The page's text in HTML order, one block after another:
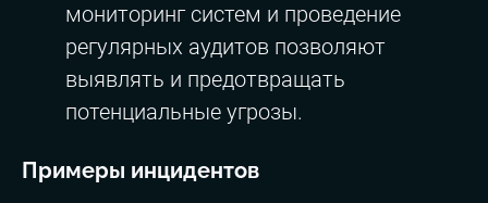
мониторинг систем и проведение
регулярных аудитов позволяют
выявлять и предотвращать
потенциальные угрозы.
Примеры инцидентов